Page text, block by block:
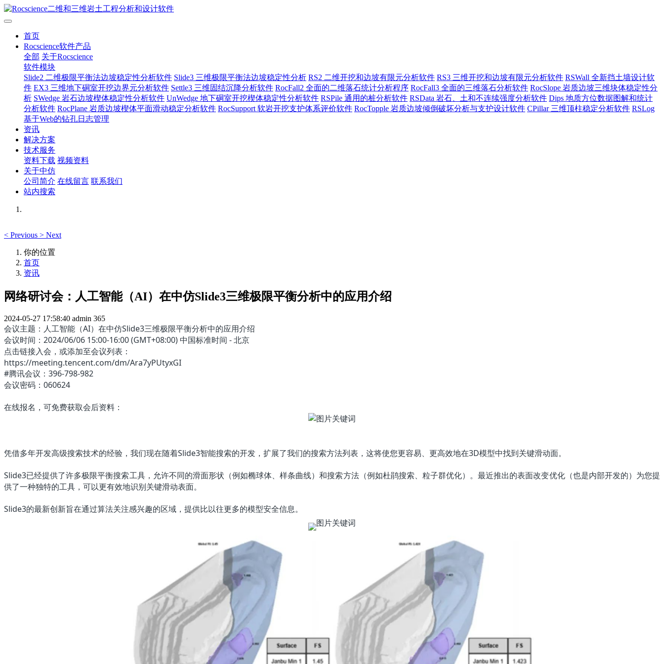
首页
Rocscience软件产品
全部 关于Rocscience
软件模块
Slide2 二维极限平衡法边坡稳定性分析软件 Slide3 三维极限平衡法边坡稳定性分析 RS2 二维开挖和边坡有限元分析软件 RS3 三维开挖和边坡有限元分析软件 RSWall 全新挡土墙设计软
件 EX3 三维地下硐室开挖边界元分析软件 Settle3 三维固结沉降分析软件 RocFall2 全面的二维落石统计分析程序 RocFall3 全面的三维落石分析软件 RocSlope 岩质边坡三维块体稳定性分
析 SWedge 岩石边坡楔体稳定性分析软件 UnWedge 地下硐室开挖楔体稳定性分析软件 RSPile 通用的桩分析软件 RSData 岩石、土和不连续强度分析软件 Dips 地质方位数据图解和统计
分析软件 RocPlane 岩质边坡楔体平面滑动稳定分析软件 RocSupport 软岩开挖支护体系评价软件 RocTopple 岩质边坡倾倒破坏分析与支护设计软件 CPillar 三维顶柱稳定分析软件 RSLog
基于Web的钻孔日志管理
资讯
解决方案
技术服务
资料下载 视频资料
关于中仿
公司简介 在线留言 联系我们
站内搜索
< Previous > Next
你的位置
首页
资讯
网络研讨会：人工智能（AI）在中仿Slide3三维极限平衡分析中的应用介绍
2024-05-27 17:58:40 admin 365
会议主题：人工智能（AI）在中仿Slide3三维极限平衡分析中的应用介绍
会议时间：2024/06/06 15:00-16:00 (GMT+08:00) 中国标准时间 - 北京
点击链接入会，或添加至会议列表：
https://meeting.tencent.com/dm/Ara7yPUtyxGI
#腾讯会议：396-798-982
会议密码：060624
在线报名，可免费获取会后资料：
凭借多年开发高级搜索技术的经验，我们现在随着Slide3智能搜索的开发，扩展了我们的搜索方法列表，这将使您更容易、更高效地在3D模型中找到关键滑动面。
Slide3已经提供了许多极限平衡搜索工具，允许不同的滑面形状（例如椭球体、样条曲线）和搜索方法（例如杜鹃搜索、粒子群优化）。最近推出的表面改变优化（也是内部开发的）为您提
供了一种独特的工具，可以更有效地识别关键滑动表面。
Slide3的最新创新旨在通过算法关注感兴趣的区域，提供比以往更多的模型安全信息。